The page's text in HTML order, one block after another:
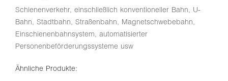
Schienenverkehr, einschließlich konventioneller Bahn, U-
Bahn, Stadtbahn, Straßenbahn, Magnetschwebebahn,
Einschienenbahnsystem, automatisierter
Personenbeförderungssysteme usw
Ähnliche Produkte: